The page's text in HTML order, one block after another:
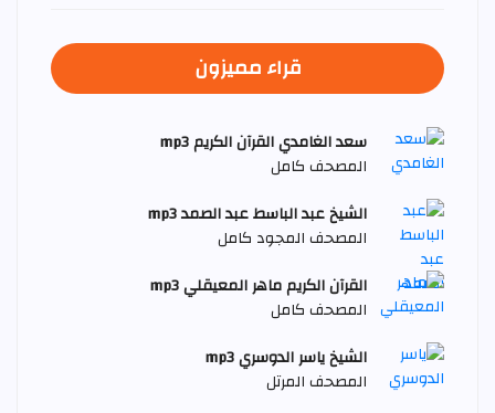
قراء مميزون
سعد الغامدي القرآن الكريم mp3
المصحف كامل
الشيخ عبد الباسط عبد الصمد mp3
المصحف المجود كامل
القرآن الكريم ماهر المعيقلي mp3
المصحف كامل
الشيخ ياسر الدوسري mp3
المصحف المرتل